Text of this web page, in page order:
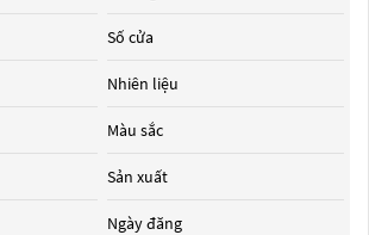
Số cửa
Nhiên liệu
Màu sắc
Sản xuất
Ngày đăng